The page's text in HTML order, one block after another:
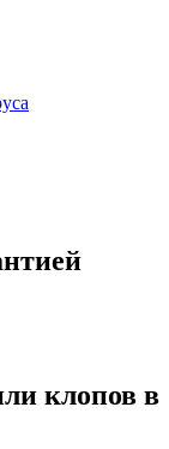
клопов в